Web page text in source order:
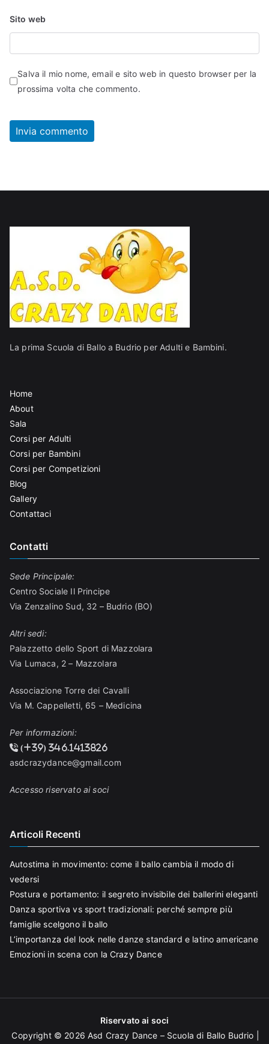
Sito web
Salva il mio nome, email e sito web in questo browser per la
prossima volta che commento.
La prima Scuola di Ballo a Budrio per Adulti e Bambini.
Home
About
Sala
Corsi per Adulti
Corsi per Bambini
Corsi per Competizioni
Blog
Gallery
Contattaci
Contatti
Sede Principale:
Centro Sociale Il Principe
Via Zenzalino Sud, 32 – Budrio (BO)
Altri sedi:
Palazzetto dello Sport di Mazzolara
Via Lumaca, 2 – Mazzolara
Associazione Torre dei Cavalli
Via M. Cappelletti, 65 – Medicina
Per informazioni:
(+39) 346.1413826
asdcrazydance@gmail.com
Accesso riservato ai soci
Articoli Recenti
Autostima in movimento: come il ballo cambia il modo di
vedersi
Postura e portamento: il segreto invisibile dei ballerini eleganti
Danza sportiva vs sport tradizionali: perché sempre più
famiglie scelgono il ballo
L’importanza del look nelle danze standard e latino americane
Emozioni in scena con la Crazy Dance
Riservato ai soci
Copyright © 2026Asd Crazy Dance – Scuola di Ballo Budrio